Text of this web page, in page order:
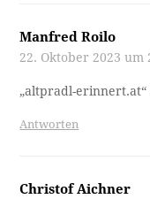
Manfred Roilo
22. Oktober 2023 um
„altpradl-erinnert.at“
Antworten
Christof Aichner